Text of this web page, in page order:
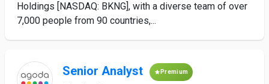
Holdings [NASDAQ: BKNG], with a diverse team of over
7,000 people from 90 countries,...
Senior Analyst Premium